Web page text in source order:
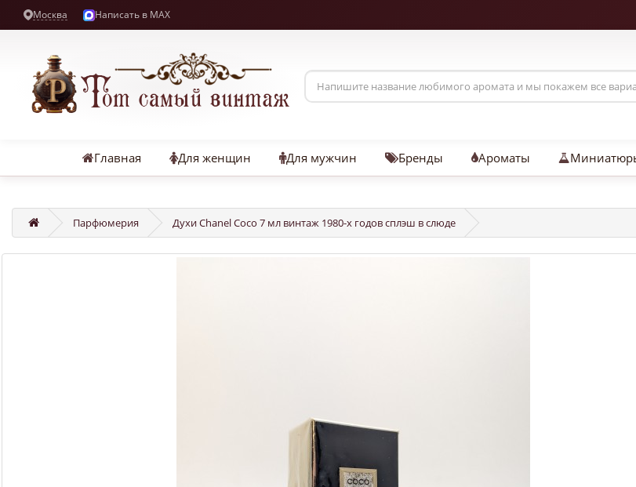
Москва Написать в MAX
Главная Для женщин Для мужчин Бренды Ароматы
Парфюмерия Духи Chanel Coco 7 мл винтаж 1980-х годов сплэш в слюде